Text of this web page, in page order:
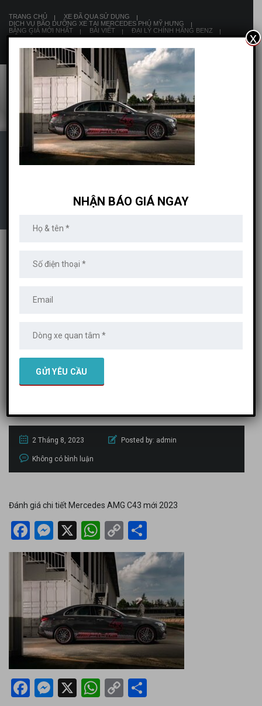
TRANG CHỦ
XE ĐÃ QUA SỬ DỤNG
DỊCH VỤ BÃO DƯỠNG XE TẠI MERCEDES PHÚ MỸ HƯNG
BẢNG GIÁ MỚI NHẤT
BÀI VIẾT
ĐẠI LÝ CHÍNH HÃNG BENZ
LIÊN HỆ
8:00 AM - 19:00 PM
ĐÁNH GIÁ CHI TIẾT
MỚI 2023
TIẾT MERCEDES AMG C43 MỚI 2023
Đánh giá chi tiết
Mercedes AMG
C43 mới 2023
2 Tháng 8, 2023 Posted by: admin
Không có bình luận
Đánh giá chi tiết Mercedes AMG C43 mới 2023
Facebook
Messenger
X WhatsApp
Copy
Link
Facebook
Messenger
X WhatsApp
Copy
NHẬN BÁO GIÁ NGAY
x